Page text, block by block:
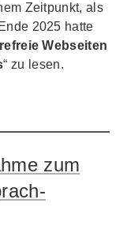
Zeitpunkt, als
2025 hatte
Webseiten
“ zu lesen.
zum